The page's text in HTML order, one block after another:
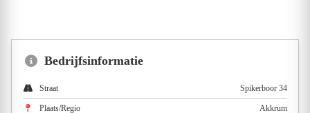
Bedrijfsinformatie
Straat Spikerboor 34
Plaats/Regio Akkrum